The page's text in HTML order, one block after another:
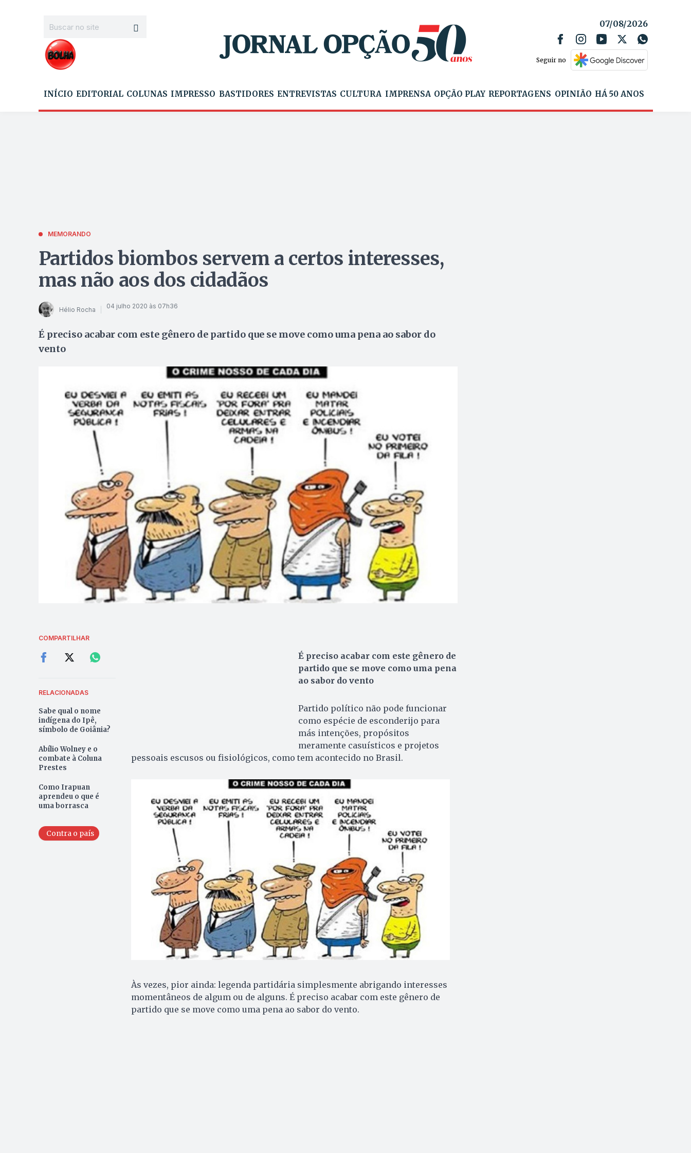
07/08/2026
Seguir no
INÍCIO EDITORIAL COLUNAS IMPRESSO BASTIDORES ENTREVISTAS CULTURA IMPRENSA OPÇÃO PLAY REPORTAGENS OPINIÃO HÁ 50 ANOS
MEMORANDO
Partidos biombos servem a certos interesses,
mas não aos dos cidadãos
Hélio Rocha 04 julho 2020 às 07h36
É preciso acabar com este gênero de partido que se move como uma pena ao sabor do
vento
COMPARTILHAR
RELACIONADAS
Sabe qual o nome
indígena do Ipê,
símbolo de Goiânia?
Abílio Wolney e o
combate à Coluna
Prestes
Como Irapuan
aprendeu o que é
uma borrasca
Contra o país
É preciso acabar com este gênero de
partido que se move como uma pena
ao sabor do vento
Partido político não pode funcionar
como espécie de esconderijo para
más intenções, propósitos
meramente casuísticos e projetos
pessoais escusos ou fisiológicos, como tem acontecido no Brasil.
Às vezes, pior ainda: legenda partidária simplesmente abrigando interesses
momentâneos de algum ou de alguns. É preciso acabar com este gênero de
partido que se move como uma pena ao sabor do vento.